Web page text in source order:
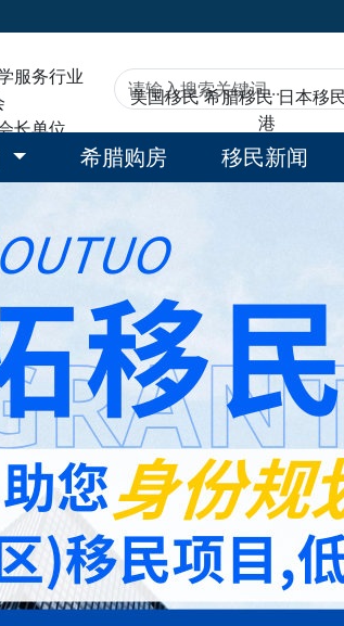
服务行业
长单位
美国移民希腊移民日本移
港
希腊购房 移民新闻